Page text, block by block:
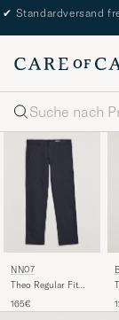
✔ Standardversand
Suche
NN07
Theo Regular Fit
Blue
165€